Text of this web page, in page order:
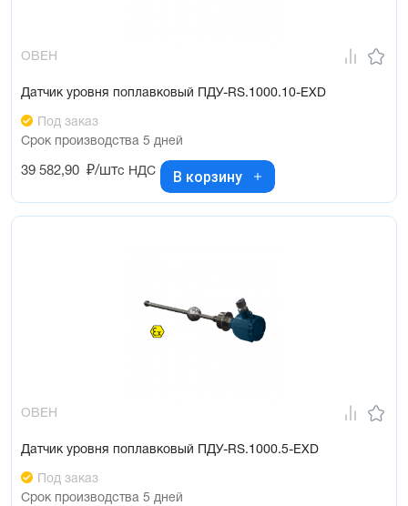
ОВЕН
Датчик уровня поплавковый ПДУ-RS.1000.10-ЕХD
Под заказ
Срок производства 5 дней
39 582,90 ₽/штс НДС В корзину
ОВЕН
Датчик уровня поплавковый ПДУ-RS.1000.5-ЕХD
Под заказ
Срок производства 5 дней